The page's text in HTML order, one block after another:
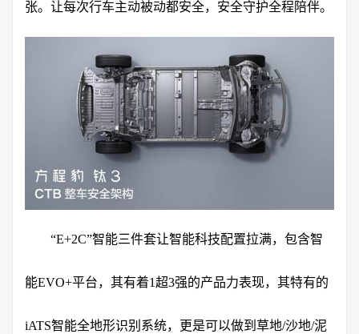
张。让每次行车主动被动都安全，安全守护全程陪伴。
“E+2C”智能三件套让智能科技配置拉满，包含智
能EVO+平台，其有着1超3强的产品力表现，其特有的
iATS智能全地形识别系统，更是可以做到草地/沙地/泥